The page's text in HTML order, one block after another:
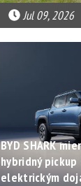
Jul 09, 2026
BYD SHARK
hybridný
elektrickým